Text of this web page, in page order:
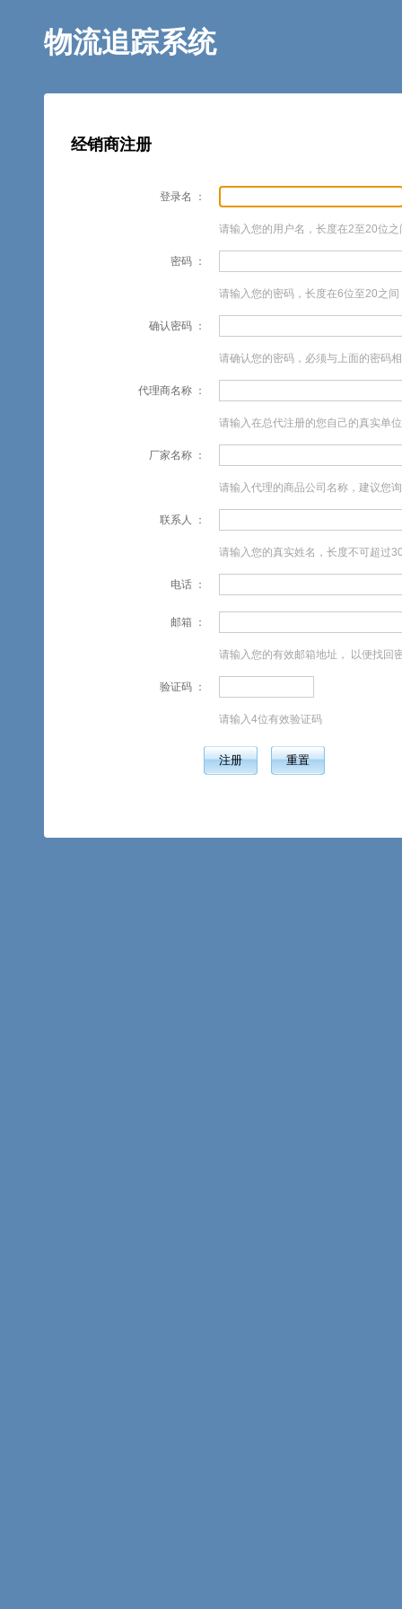
物流追踪系统
经销商注册
登录名
请输入您的用户名，长度在2至20位
密码
请输入您的密码，长度在6位至20之间
确认密码
请确认您的密码，必须与上面的密码
代理商名称
请输入在总代注册的您自己的真实单
厂家名称
请输入代理的商品公司名称，建议您
联系人
请输入您的真实姓名，长度不可超过
电话
邮箱
请输入您的有效邮箱地址， 以便找回
验证码
请输入4位有效验证码